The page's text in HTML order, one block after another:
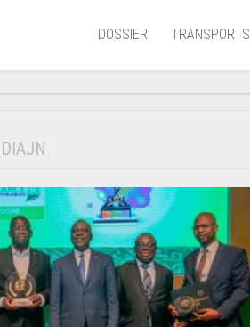
DOSSIER TRANSPORTS
Aérien
Ferroviaire
Lagunaire